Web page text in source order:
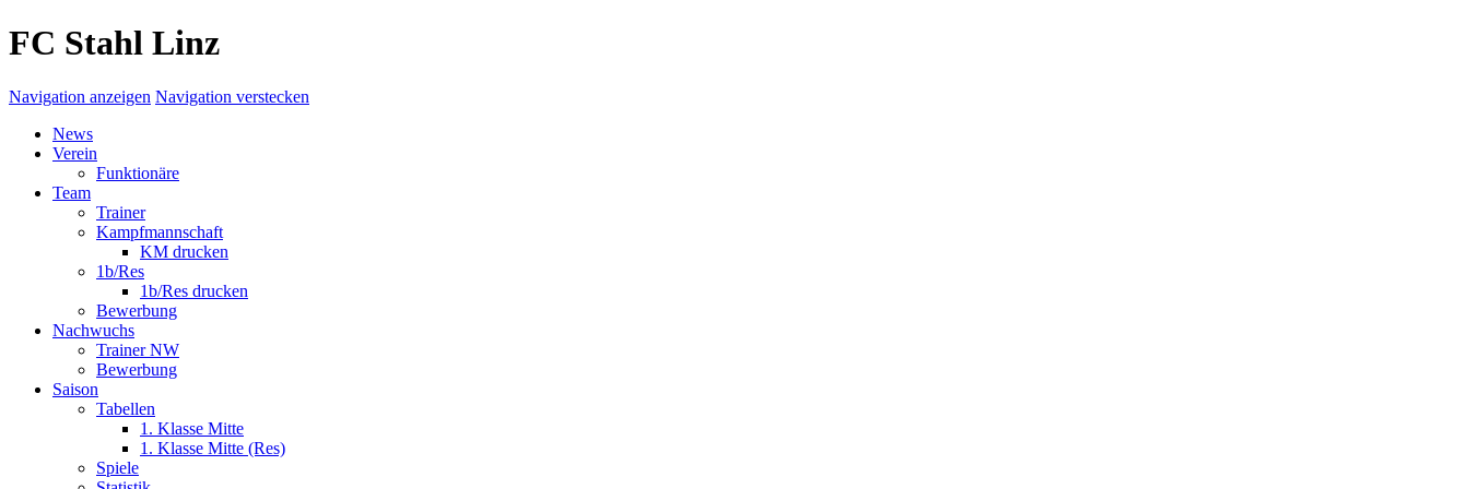
FC Stahl Linz
Navigation anzeigen Navigation verstecken
News
Verein
Funktionäre
Team
Trainer
Kampfmannschaft
KM drucken
1b/Res
1b/Res drucken
Bewerbung
Nachwuchs
Trainer NW
Bewerbung
Saison
Tabellen
1. Klasse Mitte
1. Klasse Mitte (Res)
Spiele